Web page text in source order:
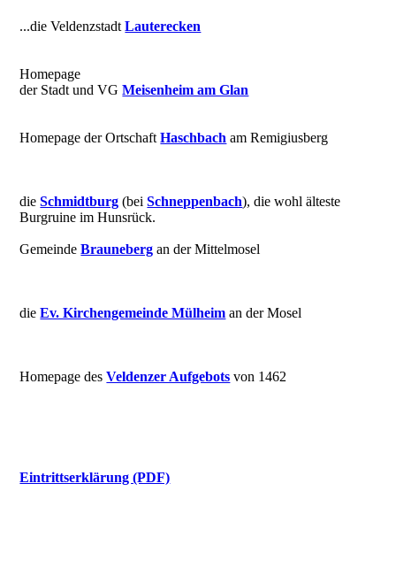
...die VeldenzstadtLauterecken
Homepage
der Stadt und VGMeisenheim am Glan
Homepage der OrtschaftHaschbach am Remigiusberg
dieSchmidtburg (beiSchneppenbach), die wohl älteste
Burgruine im Hunsrück.
GemeindeBrauneberg an der Mittelmosel
dieEv. Kirchengemeinde Mülheim an der Mosel
Homepage desVeldenzer Aufgebots von 1462
Eintrittserklärung (PDF)